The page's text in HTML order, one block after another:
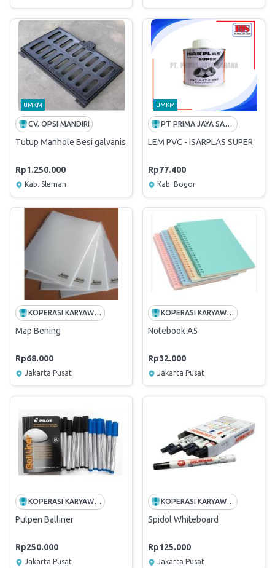
UMKM
CV. OPSI MANDIRI
Tutup Manhole Besi galvanis + cat
Rp1.250.000
Kab. Sleman
UMKM
PT PRIMA JAYA SARANA
LEM PVC - ISARPLAS SUPER
Rp77.400
Kab. Bogor
KOPERASI KARYAWAN PT TELEKOMUNIKASI INDONESIA
Map Bening
Rp68.000
Jakarta Pusat
KOPERASI KARYAWAN PT TELEKOMUNIKASI INDONESIA
Notebook A5
Rp32.000
Jakarta Pusat
KOPERASI KARYAWAN PT TELEKOMUNIKASI INDONESIA
Pulpen Balliner
Rp250.000
Jakarta Pusat
KOPERASI KARYAWAN PT TELEKOMUNIKASI INDONESIA
Spidol Whiteboard
Rp125.000
Jakarta Pusat